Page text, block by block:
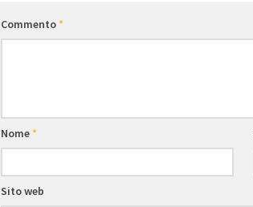
Commento*
Nome*
Sito web